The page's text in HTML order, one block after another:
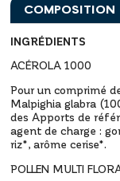
COMPOSITION
INGRÉDIENTS
ACÉROLA 1000
Pour un comprimé
Malpighia glabra
des Apports de
agent de charge :
riz*, arôme cerise*.
POLLEN MULTI